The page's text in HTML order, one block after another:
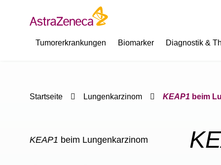
Tumorerkrankungen Biomarker Diagnostik &
Startseite Lungenkarzinom KEAP1 beim
KEAP1 beim Lungenkarzinom